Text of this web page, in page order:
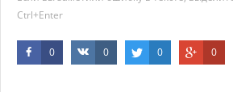
Ctrl+Enter
0 0 0 0